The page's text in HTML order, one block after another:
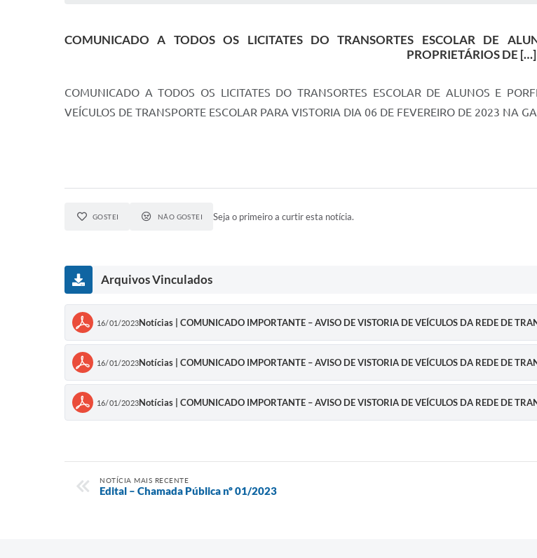
COMUNICADO A TODOS OS LICITATES DO TRANSORTES ESCOLAR DE
PROPRIETÁRIOS DE […]
COMUNICADO A TODOS OS LICITATES DO TRANSORTES ESCOLAR DE ALUNOS E
VEÍCULOS DE TRANSPORTE ESCOLAR PARA VISTORIA DIA 06 DE FEVEREIRO DE 2023 NA
GOSTEI NÃO GOSTEI Seja o primeiro a curtir esta notícia.
Arquivos Vinculados
16/01/2023Notícias | COMUNICADO IMPORTANTE – AVISO DE VISTORIA DE VEÍCULOS DA REDE DE
16/01/2023Notícias | COMUNICADO IMPORTANTE – AVISO DE VISTORIA DE VEÍCULOS DA REDE DE
16/01/2023Notícias | COMUNICADO IMPORTANTE – AVISO DE VISTORIA DE VEÍCULOS DA REDE DE
NOTÍCIA MAIS RECENTE
Edital – Chamada Pública nº 01/2023